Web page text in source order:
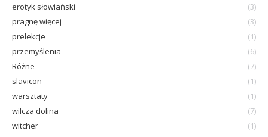
erotyk słowiański
(3)
pragnę więcej
(3)
prelekcje
(1)
przemyślenia
(6)
Różne
(7)
slavicon
(1)
warsztaty
(1)
wilcza dolina
(7)
witcher
(1)